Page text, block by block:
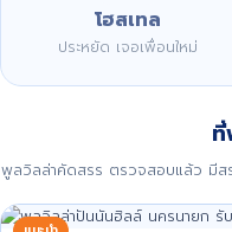
โฮสเทล
ประหยัด เจอเพื่อนใหม่
พูลวิลล่าคัดสรร ตรวจสอบแล้ว มีส